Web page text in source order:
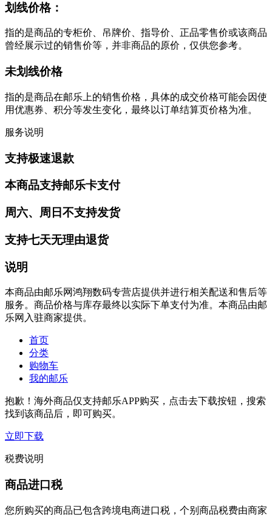
划线价格：
指的是商品的专柜价、吊牌价、指导价、正品零售价或该商品
曾经展示过的销售价等，并非商品的原价，仅供您参考。
未划线价格
指的是商品在邮乐上的销售价格，具体的成交价格可能会因使
用优惠券、积分等发生变化，最终以订单结算页价格为准。
服务说明
支持极速退款
本商品支持邮乐卡支付
周六、周日不支持发货
支持七天无理由退货
说明
本商品由邮乐网鸿翔数码专营店提供并进行相关配送和售后等
服务。商品价格与库存最终以实际下单支付为准。本商品由邮
乐网入驻商家提供。
首页
分类
购物车
我的邮乐
抱歉！海外商品仅支持邮乐APP购买，点击去下载按钮，搜索
找到该商品后，即可购买。
立即下载
税费说明
商品进口税
您所购买的商品已包含跨境电商进口税，个别商品税费由商家